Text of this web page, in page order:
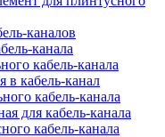
каналов
канала
кабель-канала
в кабель-канал
кабель-канала
для кабель-канала
кабель-канала